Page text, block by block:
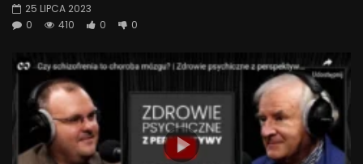
25 LIPCA 2023
0
410 0 0